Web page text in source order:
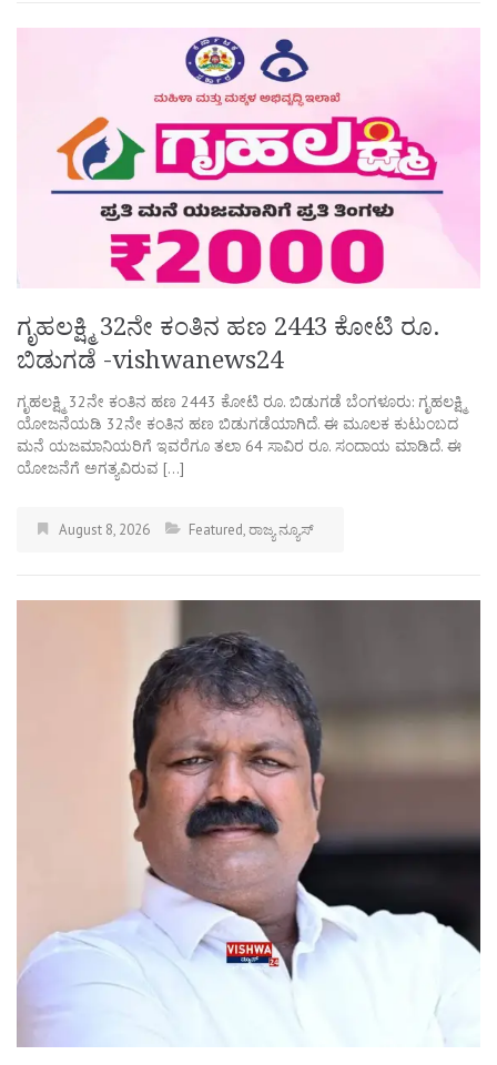
ಗೃಹಲಕ್ಷ್ಮಿ 32ನೇ ಕಂತಿನ ಹಣ 2443 ಕೋಟಿ ರೂ.
ಬಿಡುಗಡೆ -vishwanews24
ಗೃಹಲಕ್ಷ್ಮಿ 32ನೇ ಕಂತಿನ ಹಣ 2443 ಕೋಟಿ ರೂ. ಬಿಡುಗಡೆ ಬೆಂಗಳೂರು: ಗೃಹಲಕ್ಷ್ಮಿ
ಯೋಜನೆಯಡಿ 32ನೇ ಕಂತಿನ ಹಣ ಬಿಡುಗಡೆಯಾಗಿದೆ. ಈ ಮೂಲಕ ಕುಟುಂಬದ
ಮನೆ ಯಜಮಾನಿಯರಿಗೆ ಇವರೆಗೂ ತಲಾ 64 ಸಾವಿರ ರೂ. ಸಂದಾಯ ಮಾಡಿದೆ. ಈ
ಯೋಜನೆಗೆ ಅಗತ್ಯವಿರುವ […]
August 8, 2026 Featured,ರಾಜ್ಯ ನ್ಯೂಸ್